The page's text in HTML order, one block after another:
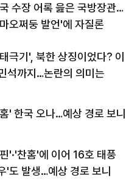
수장 어록 읊은 국방장관…
오쩌둥 발언'에 자질론
극기', 북한 상징이었다? 이
석까지…논란의 의미는
' 한국 오나…예상 경로 보니
'·'찬홈'에 이어 16호 태풍
'도 발생…예상 경로 보니